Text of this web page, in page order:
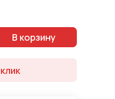
В корзину